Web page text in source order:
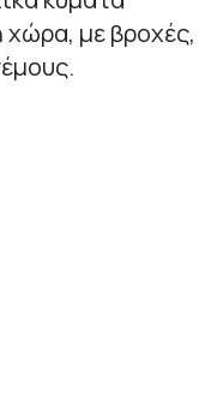
χώρα, με βροχές,